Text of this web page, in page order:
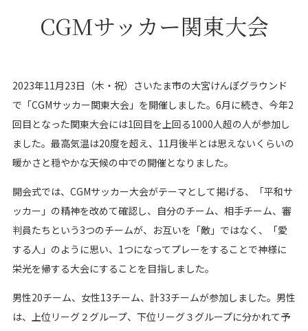
CGMサッカー関東大会
2023年11月23日（木・祝）さいたま市の大宮けんぽグラウンド
で「CGMサッカー関東大会」を開催しました。6月に続き、今年2
回目となった関東大会には1回目を上回る1000人超の人が参加し
ました。最高気温は20度を超え、11月後半とは思えないくらいの
暖かさと穏やかな天候の中での開催となりました。
開会式では、CGMサッカー大会がテーマとして掲げる、「平和サ
ッカー」の精神を改めて確認し、自分のチーム、相手チーム、審
判員たちという3つのチームが、お互いを「敵」ではなく、「愛
する人」のように思い、1つになってプレーをすることで神様に
栄光を帰する大会にすることを目指しました。
男性20チーム、女性13チーム、計33チームが参加しました。男性
は、上位リーグ２グループ、下位リーグ３グループに分かれて予